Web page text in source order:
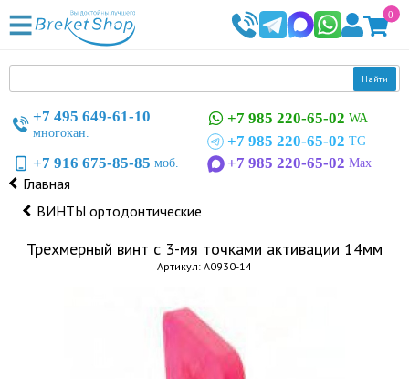
0
Найти
+7 495 649-61-10
многокан.
+7 916 675-85-85 моб.
+7 985 220-65-02 WA
+7 985 220-65-02 TG
+7 985 220-65-02 Max
Главная
ВИНТЫ ортодонтические
Трехмерный винт с 3-мя точками активации 14мм
Артикул: А0930-14